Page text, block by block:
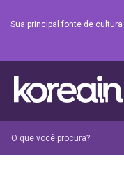
Sua principal fonte de